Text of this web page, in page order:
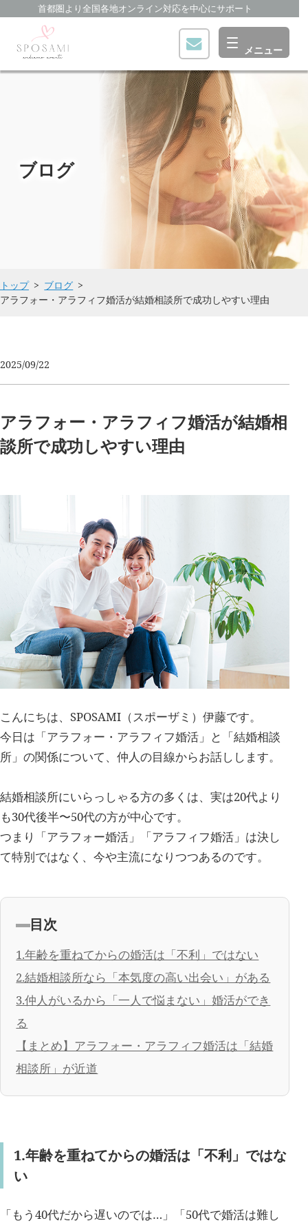
首都圏より全国各地オンライン対応を中心にサポート
ブログ
トップ
ブログ
アラフォー・アラフィフ婚活が結婚相談所で成功しやすい理由
2025/09/22
アラフォー・アラフィフ婚活が結婚相
談所で成功しやすい理由
こんにちは、SPOSAMI（スポーザミ）伊藤です。
今日は「アラフォー・アラフィフ婚活」と「結婚相談
所」の関係について、仲人の目線からお話しします。
結婚相談所にいらっしゃる方の多くは、実は20代より
も30代後半〜50代の方が中心です。
つまり「アラフォー婚活」「アラフィフ婚活」は決し
て特別ではなく、今や主流になりつつあるのです。
目次
1.年齢を重ねてからの婚活は「不利」ではない
2.結婚相談所なら「本気度の高い出会い」がある
3.仲人がいるから「一人で悩まない」婚活ができ
る
【まとめ】アラフォー・アラフィフ婚活は「結婚
相談所」が近道
1.年齢を重ねてからの婚活は「不利」ではな
い
「もう40代だから遅いのでは…」「50代で婚活は難し